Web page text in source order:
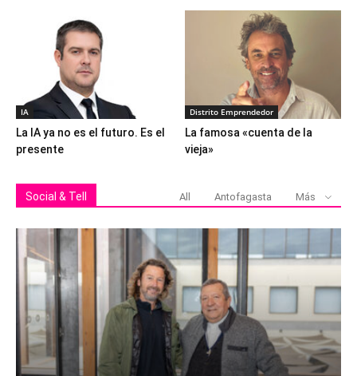
IA
La IA ya no es el futuro. Es el
presente
Distrito Emprendedor
La famosa «cuenta de la
vieja»
Social & Tell All Antofagasta Más